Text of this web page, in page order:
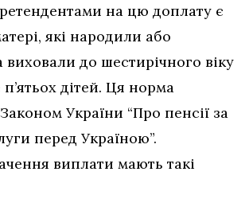
на цю доплату є
які народили або
до шестирічного віку
дітей. Ця норма
України “Про пенсії за
перед Україною”.
виплати мають такі